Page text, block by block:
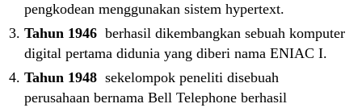
pengkodean menggunakan sistem hypertext.
Tahun 1946 berhasil dikembangkan sebuah komputer
digital pertama didunia yang diberi nama ENIAC I.
Tahun 1948 sekelompok peneliti disebuah
perusahaan bernama Bell Telephone berhasil